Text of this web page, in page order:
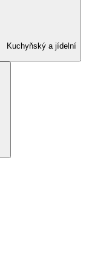
Kuchyňský a jídelní